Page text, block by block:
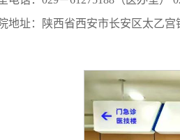
地址：陕西省西安市长安区太乙宫